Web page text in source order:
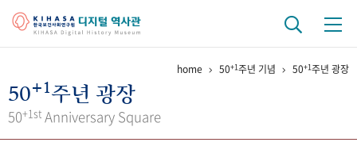
걸어온 길 기관 변천사
home 50+1주년 기념 50+1주년 광장
50+1주년 광장
50+1st Anniversary Square